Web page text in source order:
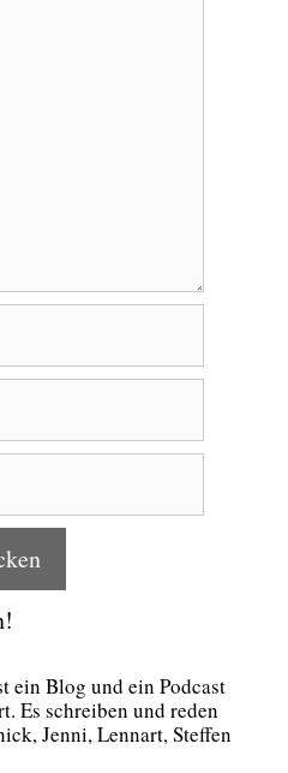
ein Blog und ein Pod­cast
Es schrei­ben und reden
Jen­ni, Lenn­art, Stef­fen